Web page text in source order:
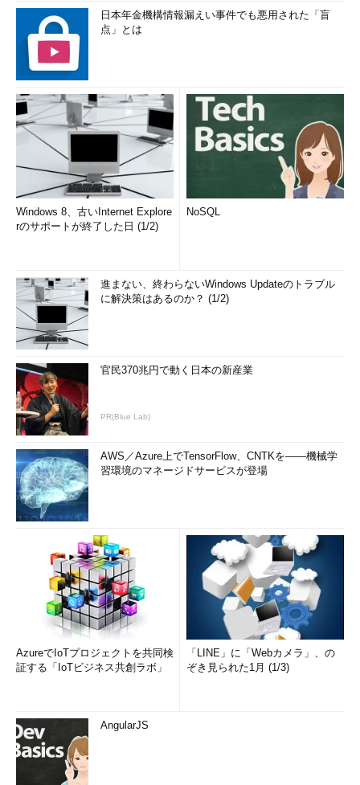
日本年金機構情報漏えい事件でも悪用された「盲
点」とは
Windows 8、古いInternet Explore
rのサポートが終了した日 (1/2)
NoSQL
進まない、終わらないWindows Updateのトラブル
に解決策はあるのか？ (1/2)
官民370兆円で動く日本の新産業
PR(Blue Lab)
AWS／Azure上でTensorFlow、CNTKを――機械学
習環境のマネージドサービスが登場
AzureでIoTプロジェクトを共同検
証する「IoTビジネス共創ラボ」
「LINE」に「Webカメラ」、の
ぞき見られた1月 (1/3)
AngularJS